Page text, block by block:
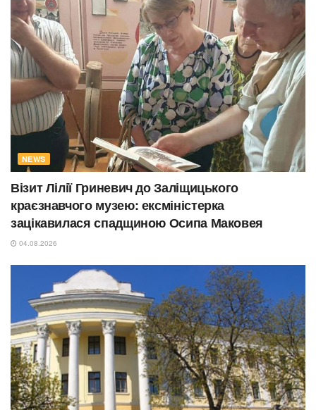
NEWS
Візит Лілії Гриневич до Заліщицького
краєзнавчого музею: ексміністерка
зацікавилася спадщиною Осипа Маковея
04.08.2026